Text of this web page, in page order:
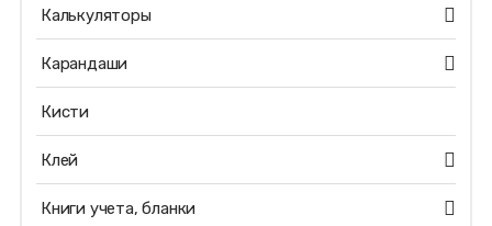
Калькуляторы
Карандаши
Кисти
Клей
Книги учета, бланки